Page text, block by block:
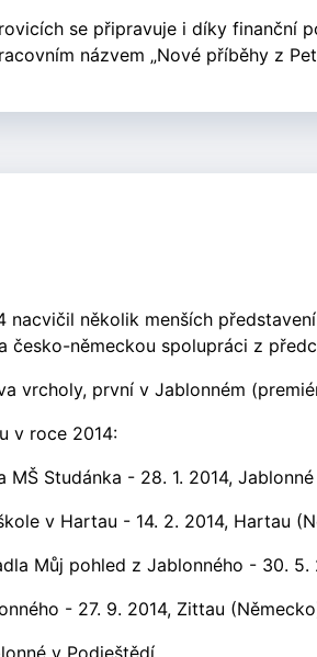
se připravuje i díky finanční
názvem „Nové příběhy z
nacvičil několik menších
česko-německou spolupráci z
vrcholy, první v Jablonném
v roce 2014:
Studánka - 28. 1. 2014,
v Hartau - 14. 2. 2014, Hartau
Můj pohled z Jablonného - 30. 5.
- 27. 9. 2014, Zittau